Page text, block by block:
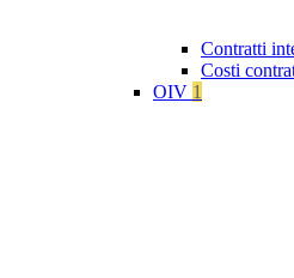
Contratti
Costi
OIV 1